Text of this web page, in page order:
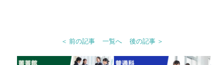
＜ 前の記事 一覧へ 後の記事 ＞